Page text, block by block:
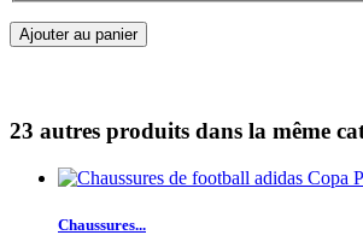
Ajouter au panier
23 autres produits dans la même
Chaussures...